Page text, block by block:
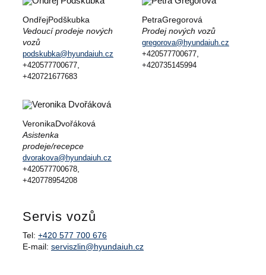
OndřejPodškubka
Vedoucí prodeje nových
vozů
podskubka@hyundaiuh.cz
+420577700677
+420721677683
PetraGregorová
Prodej nových vozů
gregorova@hyundaiuh.cz
+420577700677
+420735145994
VeronikaDvořáková
Asistenka
prodeje/recepce
dvorakova@hyundaiuh.cz
+420577700678
+420778954208
Servis vozů
Tel: +420 577 700 676
E-mail: serviszlin@hyundaiuh.cz